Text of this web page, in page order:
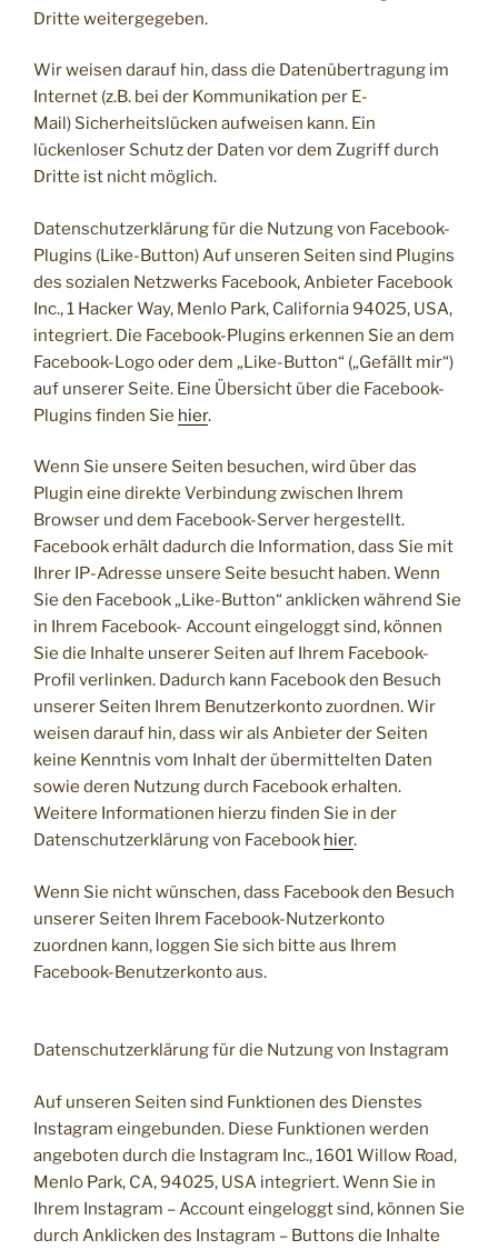
Dritte weitergegeben.
Wir weisen darauf hin, dass die Datenübertragung im
Internet (z.B. bei der Kommunikation per E-
Mail) Sicherheitslücken aufweisen kann. Ein
lückenloser Schutz der Daten vor dem Zugriff durch
Dritte ist nicht möglich.
Datenschutzerklärung für die Nutzung von Facebook-
Plugins (Like-Button) Auf unseren Seiten sind Plugins
des sozialen Netzwerks Facebook, Anbieter Facebook
Inc., 1 Hacker Way, Menlo Park, California 94025, USA,
integriert. Die Facebook-Plugins erkennen Sie an dem
Facebook-Logo oder dem „Like-Button“ („Gefällt mir“)
auf unserer Seite. Eine Übersicht über die Facebook-
Plugins finden Sie hier.
Wenn Sie unsere Seiten besuchen, wird über das
Plugin eine direkte Verbindung zwischen Ihrem
Browser und dem Facebook-Server hergestellt.
Facebook erhält dadurch die Information, dass Sie mit
Ihrer IP-Adresse unsere Seite besucht haben. Wenn
Sie den Facebook „Like-Button“ anklicken während Sie
in Ihrem Facebook- Account eingeloggt sind, können
Sie die Inhalte unserer Seiten auf Ihrem Facebook-
Profil verlinken. Dadurch kann Facebook den Besuch
unserer Seiten Ihrem Benutzerkonto zuordnen. Wir
weisen darauf hin, dass wir als Anbieter der Seiten
keine Kenntnis vom Inhalt der übermittelten Daten
sowie deren Nutzung durch Facebook erhalten.
Weitere Informationen hierzu finden Sie in der
Datenschutzerklärung von Facebook hier.
Wenn Sie nicht wünschen, dass Facebook den Besuch
unserer Seiten Ihrem Facebook-Nutzerkonto
zuordnen kann, loggen Sie sich bitte aus Ihrem
Facebook-Benutzerkonto aus.
Datenschutzerklärung für die Nutzung von Instagram
Auf unseren Seiten sind Funktionen des Dienstes
Instagram eingebunden. Diese Funktionen werden
angeboten durch die Instagram Inc., 1601 Willow Road,
Menlo Park, CA, 94025, USA integriert. Wenn Sie in
Ihrem Instagram – Account eingeloggt sind, können Sie
durch Anklicken des Instagram – Buttons die Inhalte